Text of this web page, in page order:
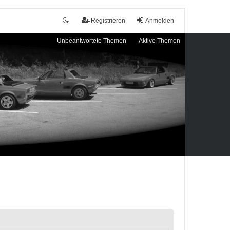
Anmelden
Registrieren
Unbeantwortete Themen Aktive Themen